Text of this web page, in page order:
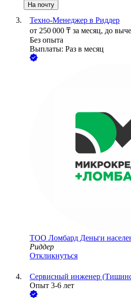
На почту
Техно-Менеджер в Риддер
от 250 000 ₸ за месяц, до
Без опыта
Выплаты: Раз в месяц
ТОО Ломбард Деньги
Риддер
Откликнуться
Сервисный инженер
Опыт 3-6 лет